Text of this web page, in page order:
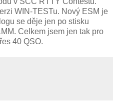
WIN-TESTu. Nový ESM je
se děje jen po stisku
Celkem jsem jen tak pro
40 QSO.